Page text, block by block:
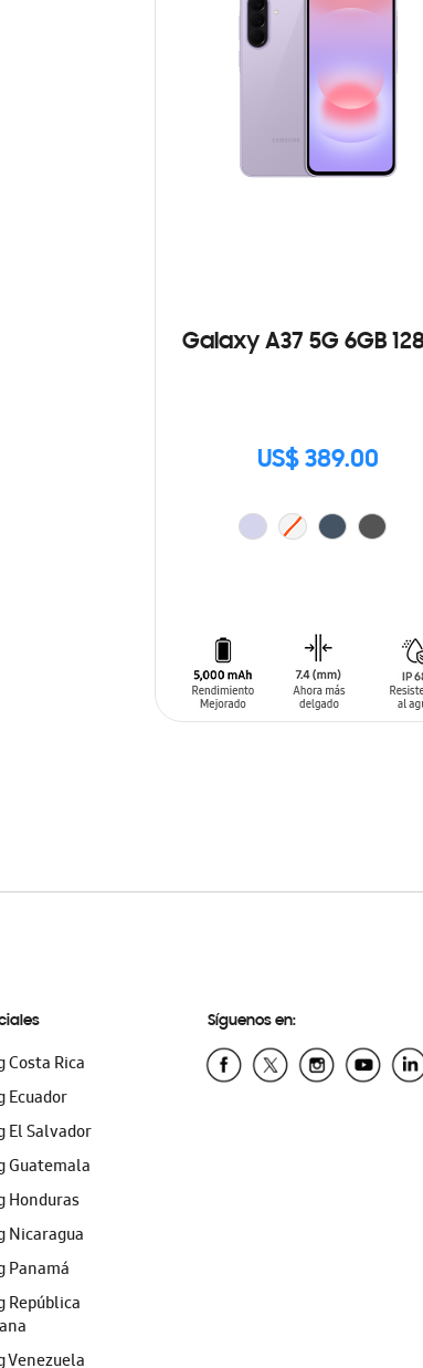
Galaxy A37 5G 6GB
US$ 389.00
Costa Rica
Ecuador
El Salvador
Guatemala
Honduras
Nicaragua
Panamá
República
Venezuela
Síguenos en: